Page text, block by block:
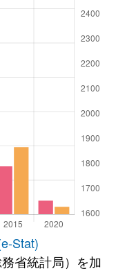
Stat)
省統計局）を加